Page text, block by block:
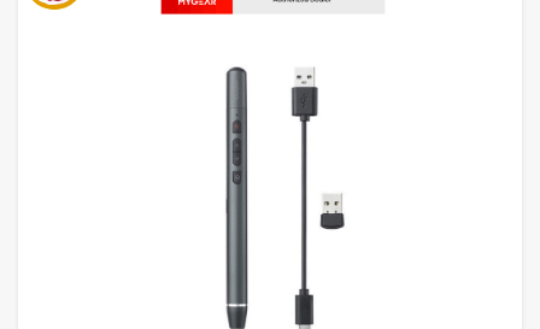
Chức năng laser tích hợp cho phép bạn chỉ ra các
Hơn nữa, độ bền của bút trình chiếu Logitech được
đảm bảo nhờ vào chất liệu cao cấp, mang lại sự
yên tâm cho người sử dụng. Dấu hiệu LED thông
minh trên thiết bị sẽ cung cấp thông tin về tình